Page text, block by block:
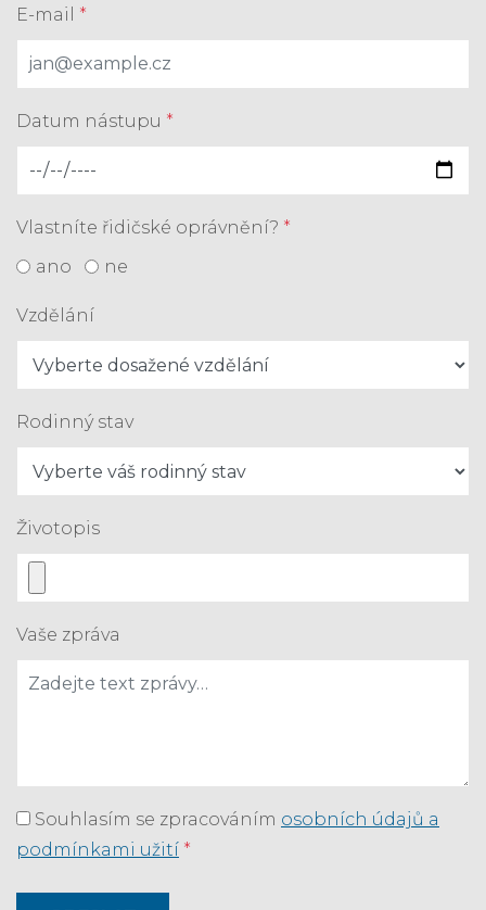
E-mail *
Datum nástupu *
Vlastníte řidičské oprávnění? *
ano
ne
Vzdělání
Rodinný stav
Životopis
Vaše zpráva
Souhlasím se zpracováním osobních údajů a
podmínkami užití *